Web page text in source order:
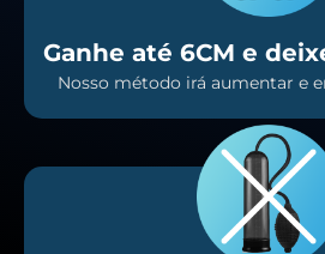
Ganhe até 6CM e
Nosso método irá aumentar e